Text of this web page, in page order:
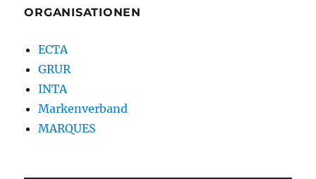
ORGANISATIONEN
ECTA
GRUR
INTA
Markenverband
MARQUES